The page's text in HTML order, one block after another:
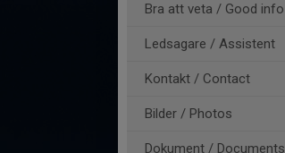
Bra att veta / Good info
Ledsagare / Assistent
Kontakt / Contact
Bilder / Photos
Dokument / Documents